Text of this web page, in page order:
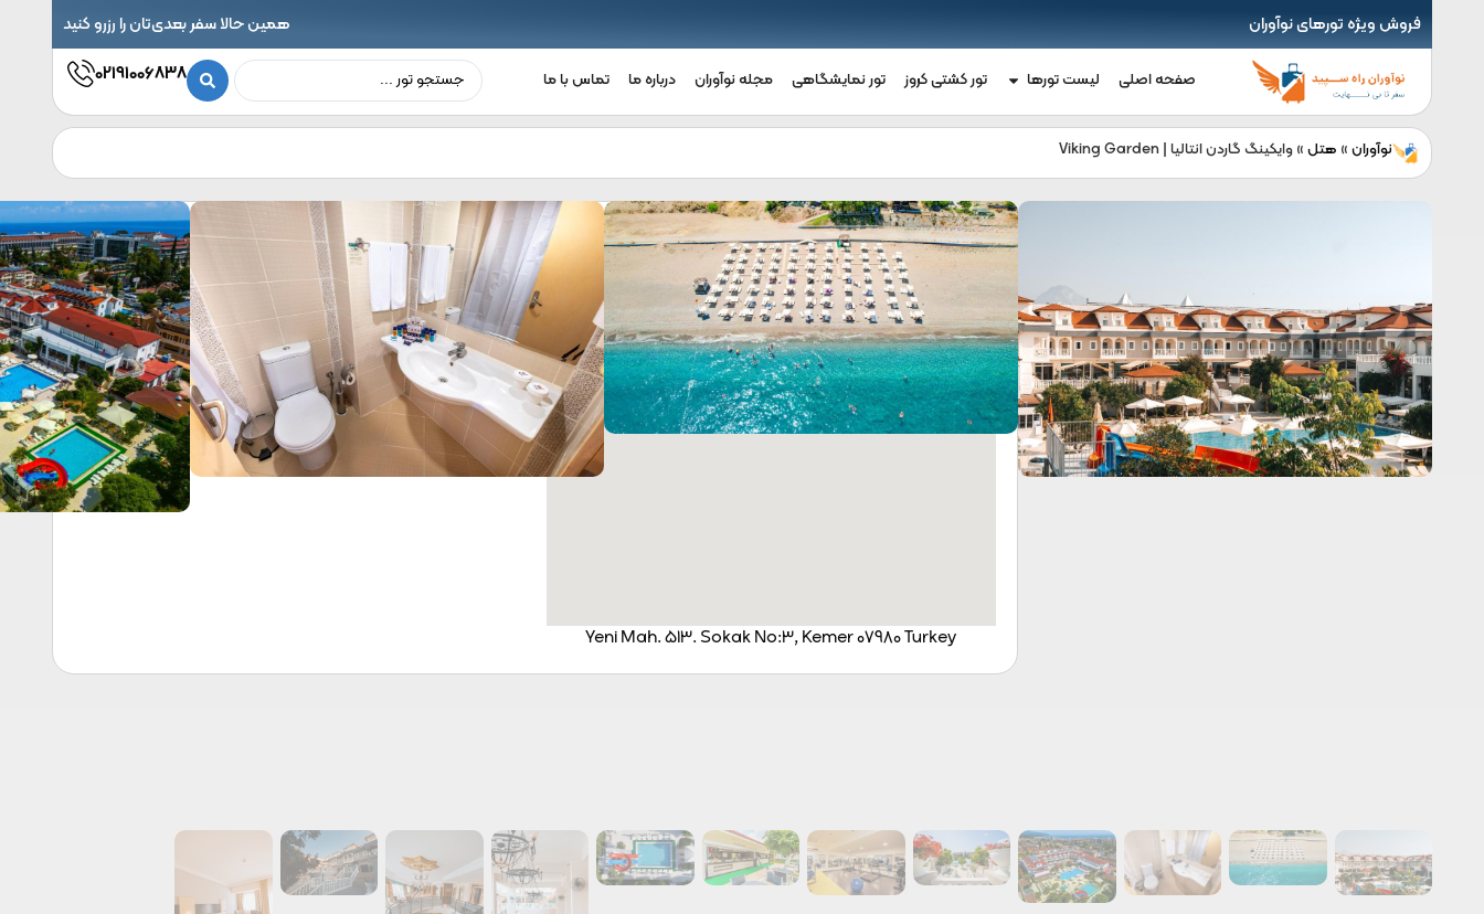
فروش ویژه تورهای نوآوران همین حالا سفر بعدی‌تان را رزرو کنید
صفحه اصلی لیست تورها تور کشتی کروز تور نمایشگاهی مجله نوآوران درباره ما تماس با ما 02191006838
نوآوران» هتل»وایکینگ گاردن انتالیا | Viking Garden
هتل وایکینگ گاردن انتالیا | Viking Garden
اقامت راحت:هتل وایکینگ گاردن در کمر، اتاق‌های خانوادگی با
حمام اختصاصی، بالکن و منظره باغ ارائه می‌دهد. هر اتاق شامل
تهویه مطبوع، وای‌فای رایگان و امکانات مدرن است.
Yeni Mah. 513. Sokak No:3, Kemer 07980 Turkey
مشاوره
و
رزرو
هتل
برای رزرو هتل مورد
نظر خود یا دریافت
اطلاعات بیشتر، فرم
زیر را تکمیل کنید.
کارشناسان ما در
کوتاه‌ترین زمان با
شما تماس خواهند
گرفت.
شماره
تماس
02191006838
آدرس
info@noavarantrip.com
نام و نام
خانوادگیشماره
تماس
توضیحات
ارسال
درخواست